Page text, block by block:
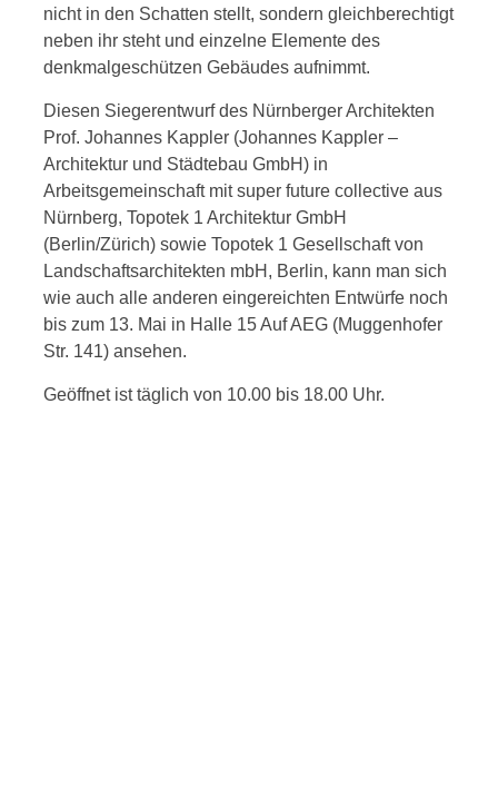
nicht in den Schatten stellt, sondern gleichberechtigt
neben ihr steht und einzelne Elemente des
denkmalgeschützen Gebäudes aufnimmt.
Diesen Siegerentwurfdes Nürnberger Architekten
Prof. Johannes Kappler (Johannes Kappler –
Architektur und Städtebau GmbH) in
Arbeitsgemeinschaft mit super future collective aus
Nürnberg, Topotek 1 Architektur GmbH
(Berlin/Zürich) sowie Topotek 1 Gesellschaft von
Landschaftsarchitekten mbH, Berlin, kann man sich
wie auch alle anderen eingereichten Entwürfe noch
bis zum 13. Mai in Halle 15 Auf AEG (Muggenhofer
Str. 141) ansehen.
Geöffnet ist täglich von 10.00 bis 18.00 Uhr.